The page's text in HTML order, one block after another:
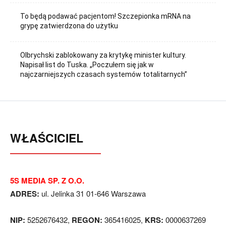
To będą podawać pacjentom! Szczepionka mRNA na
grypę zatwierdzona do użytku
Olbrychski zablokowany za krytykę minister kultury.
Napisał list do Tuska. „Poczułem się jak w
najczarniejszych czasach systemów totalitarnych”
WŁAŚCICIEL
5S MEDIA SP. Z O.O.
ADRES: ul. Jelinka 31 01-646 Warszawa
NIP: 5252676432, REGON: 365416025, KRS: 0000637269